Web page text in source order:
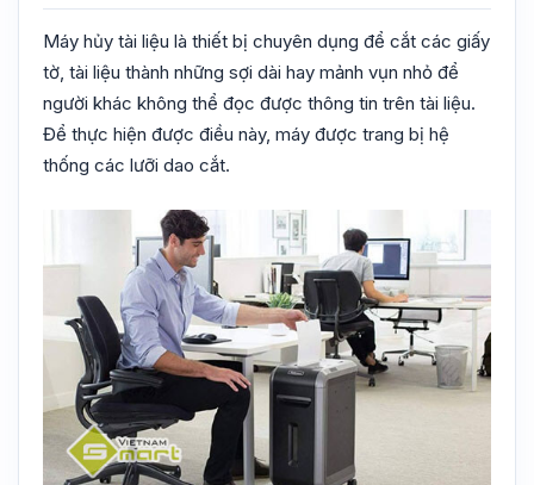
Máy hủy tài liệu là thiết bị chuyên dụng để cắt các giấy
tờ, tài liệu thành những sợi dài hay mảnh vụn nhỏ để
người khác không thể đọc được thông tin trên tài liệu.
Để thực hiện được điều này, máy được trang bị hệ
thống các lưỡi dao cắt.